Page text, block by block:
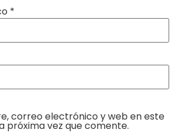
*
correo electrónico y web en este
próxima vez que comente.